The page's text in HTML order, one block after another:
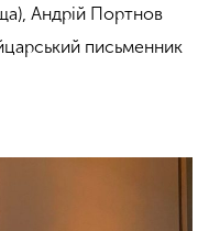
Андрій Портнов
письменник